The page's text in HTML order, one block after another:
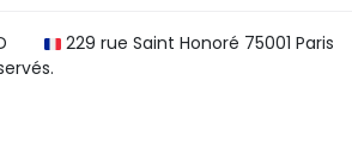
229 rue Saint Honoré 75001 Paris